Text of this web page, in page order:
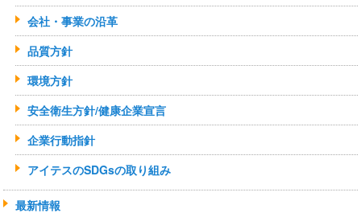
会社・事業の沿革
品質方針
環境方針
安全衛生方針/健康企業宣言
企業行動指針
アイテスのSDGsの取り組み
最新情報